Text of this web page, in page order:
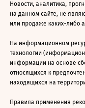
Новости, аналитика,
на данном сайте, не
или продаже каких-либо
На информационном
технологии
информации на основе
относящихся к
находящихся на
Правила применения